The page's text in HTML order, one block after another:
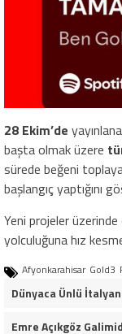
28 Ekim’de
başta olmak üzere
sürede beğeni
başlangıç yaptığını
Yeni projeler üzerinde
yolculuğuna hız
Afyonkarahisar Gold3
Emre Açıkgöz